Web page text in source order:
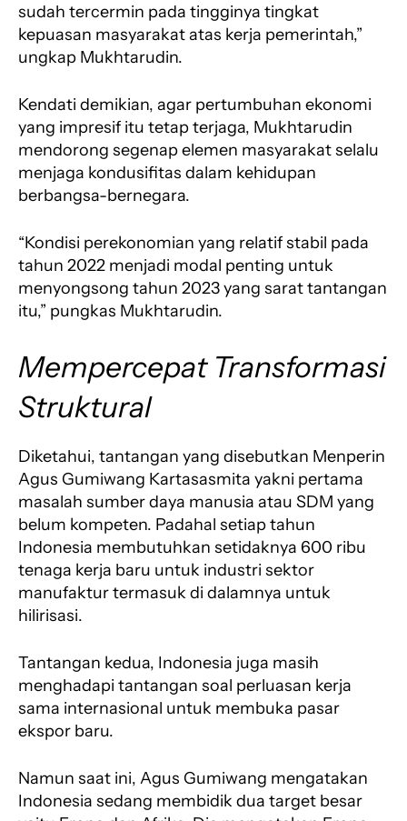
sudah tercermin pada tingginya tingkat
kepuasan masyarakat atas kerja pemerintah,”
ungkap Mukhtarudin.
Kendati demikian, agar pertumbuhan ekonomi
yang impresif itu tetap terjaga, Mukhtarudin
mendorong segenap elemen masyarakat selalu
menjaga kondusifitas dalam kehidupan
berbangsa-bernegara.
“Kondisi perekonomian yang relatif stabil pada
tahun 2022 menjadi modal penting untuk
menyongsong tahun 2023 yang sarat tantangan
itu,” pungkas Mukhtarudin.
Mempercepat Transformasi
Struktural
Diketahui, tantangan yang disebutkan Menperin
Agus Gumiwang Kartasasmita yakni pertama
masalah sumber daya manusia atau SDM yang
belum kompeten. Padahal setiap tahun
Indonesia membutuhkan setidaknya 600 ribu
tenaga kerja baru untuk industri sektor
manufaktur termasuk di dalamnya untuk
hilirisasi.
Tantangan kedua, Indonesia juga masih
menghadapi tantangan soal perluasan kerja
sama internasional untuk membuka pasar
ekspor baru.
Namun saat ini, Agus Gumiwang mengatakan
Indonesia sedang membidik dua target besar